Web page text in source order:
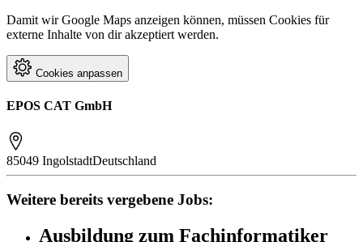
Damit wir Google Maps anzeigen können, müssen Cookies für
externe Inhalte von dir akzeptiert werden.
Cookies anpassen
EPOS CAT GmbH
85049 IngolstadtDeutschland
Weitere bereits vergebene Jobs:
Ausbildung zum Fachinformatiker